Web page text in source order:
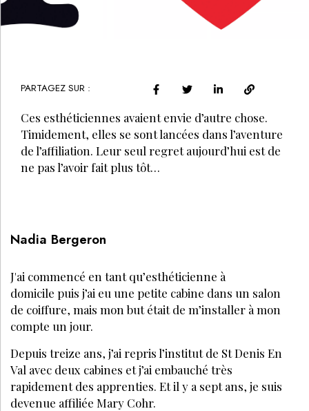
PARTAGEZ SUR :
Ces esthéticiennes avaient envie d’autre chose.
Timidement, elles se sont lancées dans l’aventure
de l’affiliation. Leur seul regret aujourd’hui est de
ne pas l’avoir fait plus tôt…
Nadia Bergeron
J'ai commencé en tant qu’esthéticienne à
domicile puis j’ai eu une petite cabine dans un salon
de coiffure, mais mon but était de m’installer à mon
compte un jour.
Depuis treize ans, j’ai repris l’institut de St Denis En
Val avec deux cabines et j’ai embauché très
rapidement des apprenties. Et il y a sept ans, je suis
devenue affiliée Mary Cohr.